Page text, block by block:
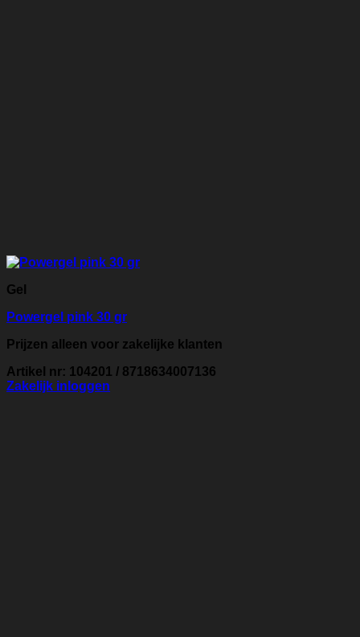
Gel
Powergel pink 30 gr
Prijzen alleen voor zakelijke klanten
Artikel nr: 104201 / 8718634007136
Zakelijk inloggen